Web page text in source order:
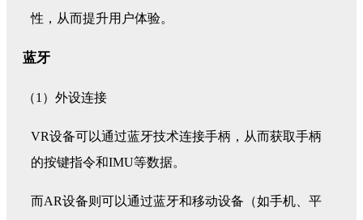
性，从而提升用户体验。
蓝牙
（1）外设连接
VR设备可以通过蓝牙技术连接手柄，从而获取手柄
的按键指令和IMU等数据。
而AR设备则可以通过蓝牙和移动设备（如手机、平